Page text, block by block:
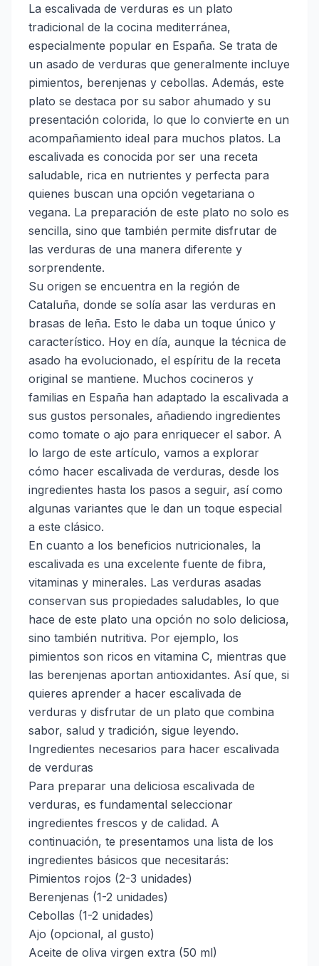
La escalivada de verduras es un plato
tradicional de la cocina mediterránea,
especialmente popular en España. Se trata de
un asado de verduras que generalmente incluye
pimientos, berenjenas y cebollas. Además, este
plato se destaca por su sabor ahumado y su
presentación colorida, lo que lo convierte en un
acompañamiento ideal para muchos platos. La
escalivada es conocida por ser una receta
saludable, rica en nutrientes y perfecta para
quienes buscan una opción vegetariana o
vegana. La preparación de este plato no solo es
sencilla, sino que también permite disfrutar de
las verduras de una manera diferente y
sorprendente.
Su origen se encuentra en la región de
Cataluña, donde se solía asar las verduras en
brasas de leña. Esto le daba un toque único y
característico. Hoy en día, aunque la técnica de
asado ha evolucionado, el espíritu de la receta
original se mantiene. Muchos cocineros y
familias en España han adaptado la escalivada a
sus gustos personales, añadiendo ingredientes
como tomate o ajo para enriquecer el sabor. A
lo largo de este artículo, vamos a explorar
cómo hacer escalivada de verduras, desde los
ingredientes hasta los pasos a seguir, así como
algunas variantes que le dan un toque especial
a este clásico.
En cuanto a los beneficios nutricionales, la
escalivada es una excelente fuente de fibra,
vitaminas y minerales. Las verduras asadas
conservan sus propiedades saludables, lo que
hace de este plato una opción no solo deliciosa,
sino también nutritiva. Por ejemplo, los
pimientos son ricos en vitamina C, mientras que
las berenjenas aportan antioxidantes. Así que, si
quieres aprender a hacer escalivada de
verduras y disfrutar de un plato que combina
sabor, salud y tradición, sigue leyendo.
Ingredientes necesarios para hacer escalivada
de verduras
Para preparar una deliciosa escalivada de
verduras, es fundamental seleccionar
ingredientes frescos y de calidad. A
continuación, te presentamos una lista de los
ingredientes básicos que necesitarás:
Pimientos rojos (2-3 unidades)
Berenjenas (1-2 unidades)
Cebollas (1-2 unidades)
Ajo (opcional, al gusto)
Aceite de oliva virgen extra (50 ml)